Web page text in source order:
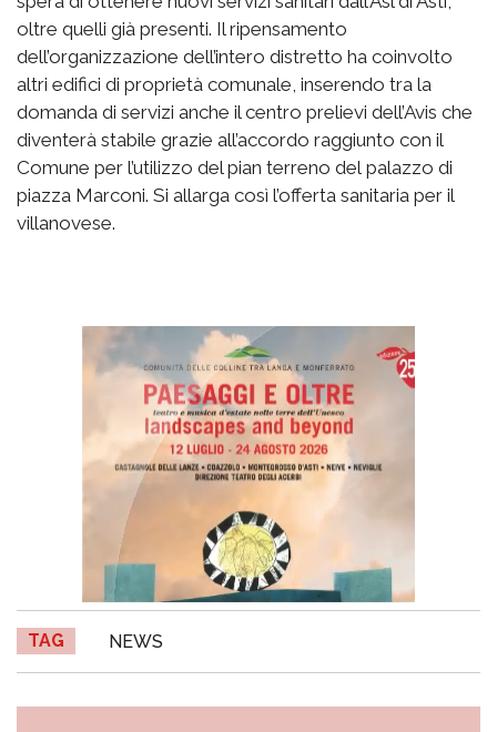
oltre quelli già presenti. Il ripensamento
dell’organizzazione dell’intero distretto ha coinvolto
altri edifici di proprietà comunale, inserendo tra la
domanda di servizi anche il centro prelievi dell’Avis che
diventerà stabile grazie all’accordo raggiunto con il
Comune per l’utilizzo del pian terreno del palazzo di
piazza Marconi. Si allarga così l’offerta sanitaria per il
villanovese.
TAG NEWS